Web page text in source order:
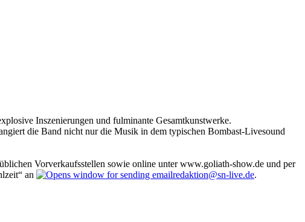
Inszenierungen und fulminante Gesamtkunstwerke.
die Band nicht nur die Musik in dem typischen Bombast-Livesound
Vorverkaufsstellen sowie online unter www.goliath-show.de und per
an
redaktion@sn-live.de.